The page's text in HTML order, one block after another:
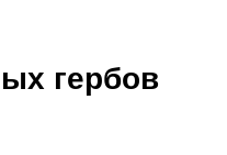
гербов